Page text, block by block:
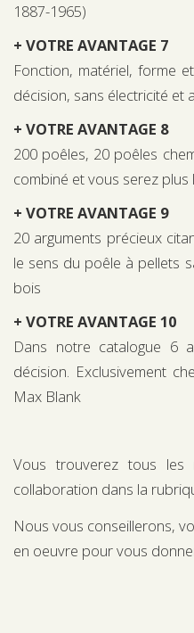
1887-1965)
+ VOTRE AVANTAGE 7
Fonction, matériel, forme
décision, sans électricité et
+ VOTRE AVANTAGE 8
200 poêles, 20 poêles
combiné et vous serez
+ VOTRE AVANTAGE 9
20 arguments précieux
le sens du poêle à pellets
bois
+ VOTRE AVANTAGE 10
Dans notre catalogue 6
décision. Exclusivement
Max Blank
Vous trouverez tous les
collaboration dans la
Nous vous conseillerons,
en oeuvre pour vous